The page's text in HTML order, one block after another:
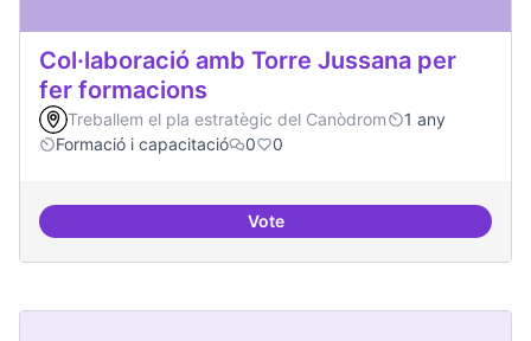
Col·laboració amb Torre Jussana per
fer formacions
Treballem el pla estratègic del Canòdrom
1 any
Formació i capacitació
0 0
VoteCol·laboració amb Torre